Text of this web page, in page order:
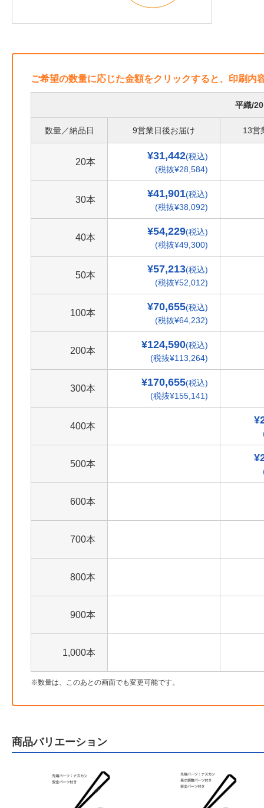
ご希望の数量に応じた金額をクリックすると、印刷内
平織/
数量／納品日 9営業日後お届け 13営
20本
¥31,442(税込)
(税抜¥28,584)
30本
¥41,901(税込)
(税抜¥38,092)
40本
¥54,229(税込)
(税抜¥49,300)
50本
¥57,213(税込)
(税抜¥52,012)
100本
¥70,655(税込)
(税抜¥64,232)
200本
¥124,590(税込)
(税抜¥113,264)
300本
¥170,655(税込)
(税抜¥155,141)
400本
500本
600本
700本
800本
900本
1,000本
数量は、このあとの画面でも変更可能です。
商品バリエーション